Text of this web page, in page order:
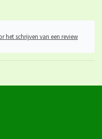
het schrijven van een review